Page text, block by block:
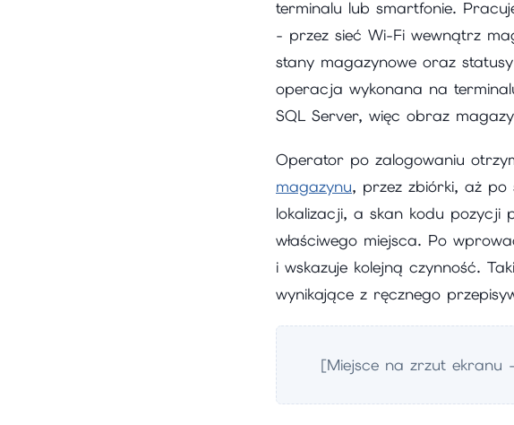
terminalu lub smartfonie.
- przez sieć Wi-Fi wewnątrz
stany magazynowe oraz
operacja wykonana na
SQL Server, więc obraz
Operator po zalogowaniu
magazynu, przez zbiórki, aż po
lokalizacji, a skan kodu pozycji
właściwego miejsca. Po
i wskazuje kolejną czynność.
wynikające z ręcznego
[Miejsce na zrzut ekranu